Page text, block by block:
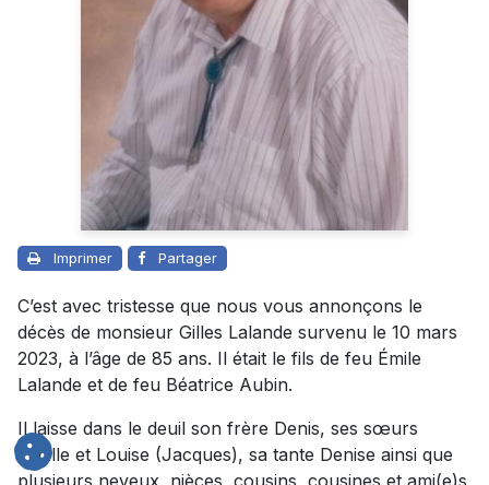
Imprimer Partager
C’est avec tristesse que nous vous annonçons le
décès de monsieur Gilles Lalande survenu le 10 mars
2023, à l’âge de 85 ans. Il était le fils de feu Émile
Lalande et de feu Béatrice Aubin.
Il laisse dans le deuil son frère Denis, ses sœurs
Lucille et Louise (Jacques), sa tante Denise ainsi que